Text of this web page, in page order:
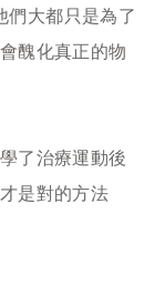
大都只是為了
醜化真正的物
了治療運動後
是對的方法